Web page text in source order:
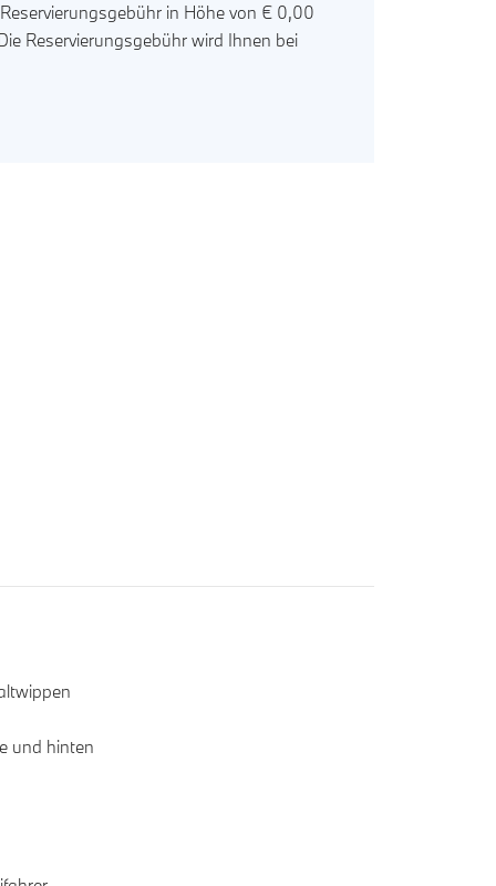
in Höhe von € 0,00
Reservierungsgebühr wird Ihnen bei
und hinten